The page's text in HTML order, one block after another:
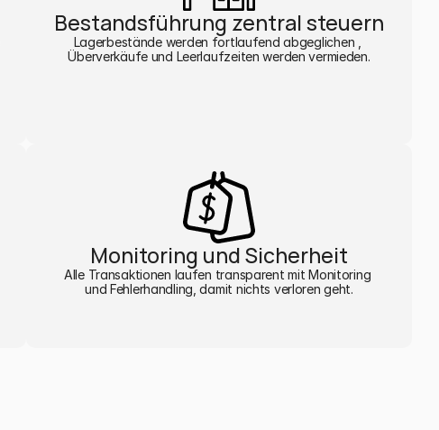
Bestandsführung zentral steuern
Lagerbestände werden fortlaufend abgeglichen ,
Überverkäufe und Leerlaufzeiten werden vermieden.
Monitoring und Sicherheit
Alle Transaktionen laufen transparent mit Monitoring
und Fehlerhandling, damit nichts verloren geht.